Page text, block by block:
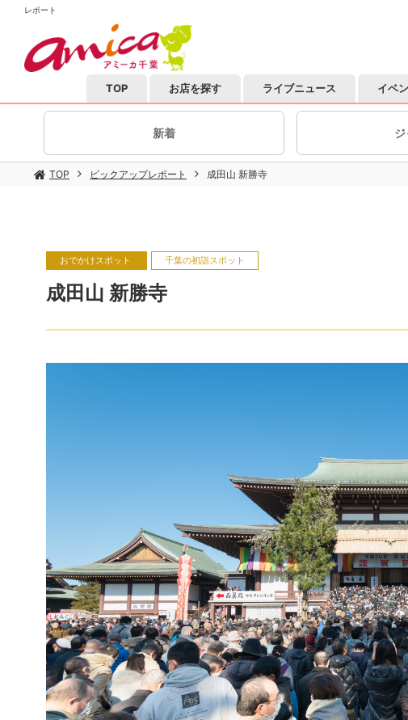
レポート
TOP お店を探す ライブニュース イベ
新着
TOP ピックアップレポート 成田山 新勝寺
おでかけスポット 千葉の初詣スポット
成田山 新勝寺